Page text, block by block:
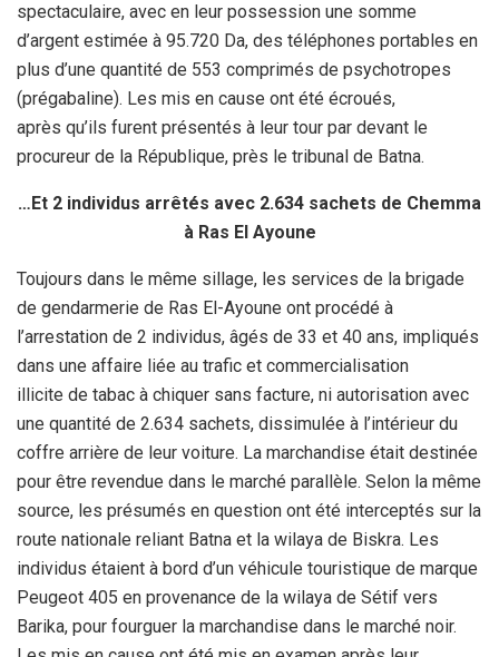
spectaculaire, avec en leur possession une somme
d’argent estimée à 95.720 Da, des téléphones portables en
plus d’une quantité de 553 comprimés de psychotropes
(prégabaline). Les mis en cause ont été écroués,
après qu’ils furent présentés à leur tour par devant le
procureur de la République, près le tribunal de Batna.
…Et 2 individus arrêtés avec 2.634 sachets de Chemma
à Ras El Ayoune
Toujours dans le même sillage, les services de la brigade
de gendarmerie de Ras El-Ayoune ont procédé à
l’arrestation de 2 individus, âgés de 33 et 40 ans, impliqués
dans une affaire liée au trafic et commercialisation
illicite de tabac à chiquer sans facture, ni autorisation avec
une quantité de 2.634 sachets, dissimulée à l’intérieur du
coffre arrière de leur voiture. La marchandise était destinée
pour être revendue dans le marché parallèle. Selon la même
source, les présumés en question ont été interceptés sur la
route nationale reliant Batna et la wilaya de Biskra. Les
individus étaient à bord d’un véhicule touristique de marque
Peugeot 405 en provenance de la wilaya de Sétif vers
Barika, pour fourguer la marchandise dans le marché noir.